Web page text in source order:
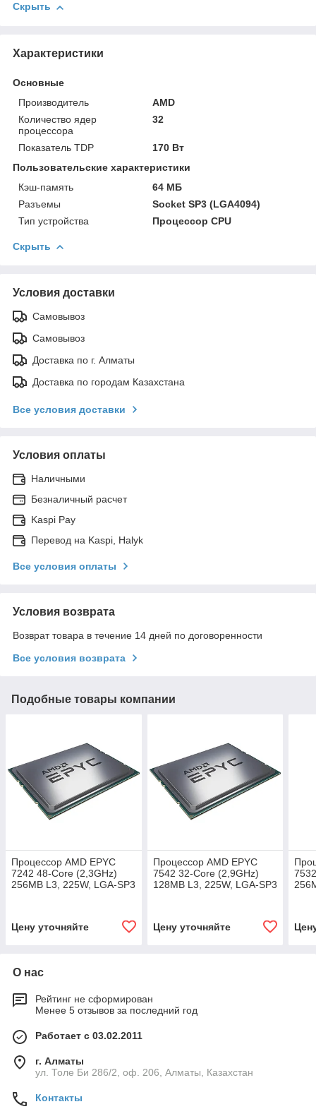
Скрыть
Характеристики
Основные
Производитель
AMD
Количество ядер
процессора
32
Показатель TDP
170 Вт
Пользовательские характеристики
Кэш-память
64 МБ
Разъемы
Socket SP3 (LGA4094)
Тип устройства
Процессор CPU
Скрыть
Условия доставки
Самовывоз
Самовывоз
Доставка по г. Алматы
Доставка по городам Казахстана
Все условия доставки
Условия оплаты
Наличными
Безналичный расчет
Kaspi Pay
Перевод на Kaspi, Halyk
Все условия оплаты
Условия возврата
Возврат товара в течение 14 дней по договоренности
Все условия возврата
Подобные товары компании
Процессор AMD EPYC
7242 48-Core (2,3GHz)
256MB L3, 225W, LGA-SP3
Цену уточняйте
Процессор AMD EPYC
7542 32-Core (2,9GHz)
128MB L3, 225W, LGA-SP3
Цену уточняйте
О нас
Рейтинг не сформирован
Менее 5 отзывов за последний год
Работает с 03.02.2011
г. Алматы
ул. Толе Би 286/2, оф. 206, Алматы, Казахстан
Контакты